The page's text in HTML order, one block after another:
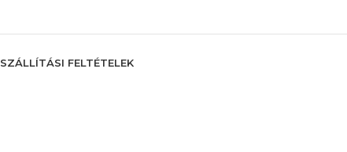
SZÁLLÍTÁSI FELTÉTELEK